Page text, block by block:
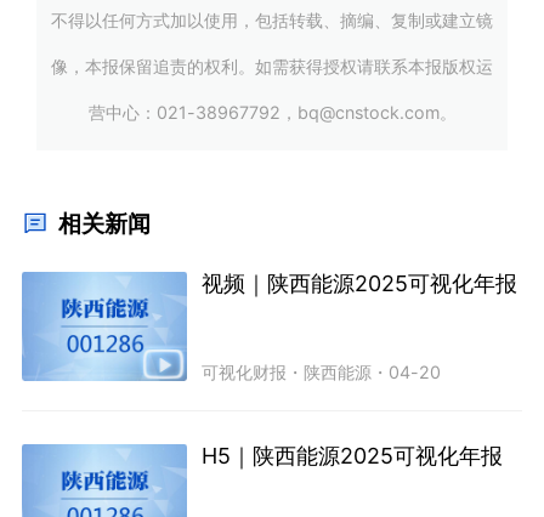
不得以任何方式加以使用，包括转载、摘编、复制或建立镜
像，本报保留追责的权利。如需获得授权请联系本报版权运
营中心：021-38967792，bq@cnstock.com。
相关新闻
视频｜陕西能源2025可视化年报
可视化财报 ・ 陕西能源 ・ 04-20
H5｜陕西能源2025可视化年报